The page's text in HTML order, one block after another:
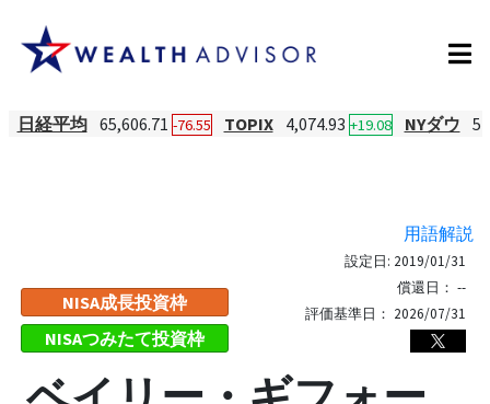
日経平均 65,606.71 -76.55 TOPIX 4,074.93 +19.08 NYダウ
用語解説
NISA成長投資枠
NISAつみたて投資枠
設定日: 2019/01/31
償還日： --
評価基準日： 2026/07/31